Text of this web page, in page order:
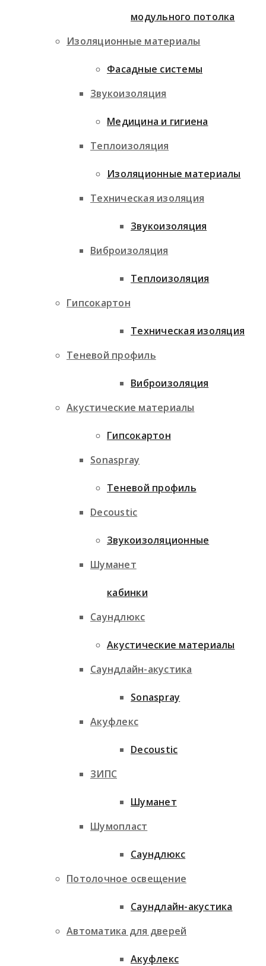
Изоляционные материалы
Звукоизоляция
Теплоизоляция
Техническая изоляция
Виброизоляция
Гипсокартон
Теневой профиль
Акустические материалы
Sonaspray
Decoustic
Шуманет
Саундлюкс
Саундлайн-акустика
Акуфлекс
ЗИПС
Шумопласт
Потолочное освещение
Автоматика для дверей
модульного потолка
Фасадные системы
Медицина и гигиена
Изоляционные материалы
Звукоизоляция
Теплоизоляция
Техническая изоляция
Виброизоляция
Гипсокартон
Теневой профиль
Звукоизоляционные
кабинки
Акустические материалы
Sonaspray
Decoustic
Шуманет
Саундлюкс
Саундлайн-акустика
Акуфлекс